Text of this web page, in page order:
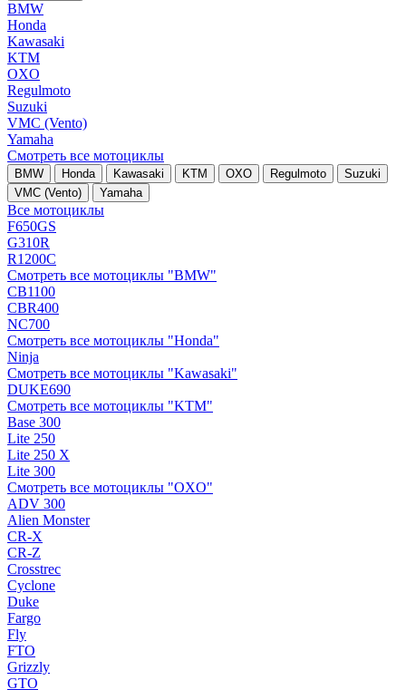
BMW
Honda
Kawasaki
KTM
OXO
Regulmoto
Suzuki
VMC (Vento)
Yamaha
Смотреть все мотоциклы
BMW Honda Kawasaki KTM OXO Regulmoto
Suzuki
VMC (Vento)
Yamaha
Все мотоциклы
F650GS
G310R
R1200C
Смотреть все мотоциклы "BMW"
CB1100
CBR400
NC700
Смотреть все мотоциклы "Honda"
Ninja
Смотреть все мотоциклы "Kawasaki"
DUKE690
Смотреть все мотоциклы "KTM"
Base 300
Lite 250
Lite 250 X
Lite 300
Смотреть все мотоциклы "OXO"
ADV 300
Alien Monster
CR-X
CR-Z
Crosstrec
Cyclone
Duke
Fargo
Fly
FTO
Grizzly
GTO